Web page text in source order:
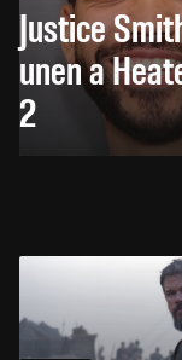
Justice
unen a
2